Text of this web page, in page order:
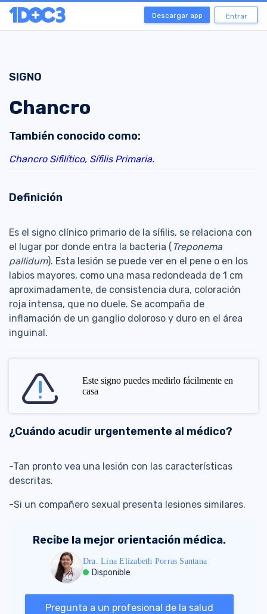
Descargar app Entrar
SIGNO
Chancro
También conocido como:
Chancro Sifilítico, Sífilis Primaria.
Definición
Es el signo clínico primario de la sífilis, se relaciona con
el lugar por donde entra la bacteria ( Treponema
pallidum). Esta lesión se puede ver en el pene o en los
labios mayores, como una masa redondeada de 1 cm
aproximadamente, de consistencia dura, coloración
roja intensa, que no duele. Se acompaña de
inflamación de un ganglio doloroso y duro en el área
inguinal.
Este signo puedes medirlo fácilmente en
casa
¿Cuándo acudir urgentemente al médico?
-Tan pronto vea una lesión con las características
descritas.
-Si un compañero sexual presenta lesiones similares.
Recibe la mejor orientación médica.
Dra. Lina Elizabeth Porras Santana
Disponible
Pregunta a un profesional de la salud